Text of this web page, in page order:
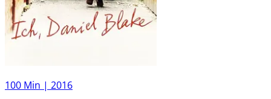
100 Min | 2016